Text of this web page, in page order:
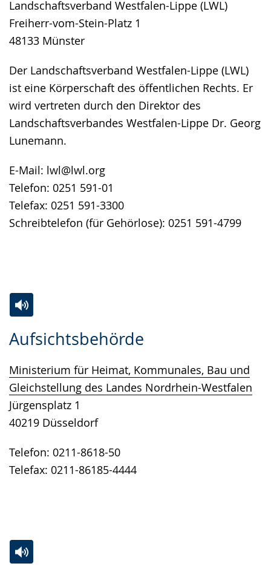
Landschaftsverband Westfalen-Lippe (LWL)
Freiherr-vom-Stein-Platz 1
48133 Münster
Der Landschaftsverband Westfalen-Lippe (LWL)
ist eine Körperschaft des öffentlichen Rechts. Er
wird vertreten durch den Direktor des
Landschaftsverbandes Westfalen-Lippe Dr. Georg
Lunemann.
E-Mail: lwl@lwl.org
Telefon: 0251 591-01
Telefax: 0251 591-3300
Schreibtelefon (für Gehörlose): 0251 591-4799
wechseln.
Deutscher
Gebärdensprache
wird
angezeigt.
Aufsichtsbehörde
Ministerium für Heimat, Kommunales, Bau und
Gleichstellung des Landes Nordrhein-Westfalen
Jürgensplatz 1
40219 Düsseldorf
Telefon: 0211-8618-50
Telefax: 0211-86185-4444
Leichten
wechseln.
Audio-
Video
Deutscher
Gebärdensprache
wird
angezeigt.